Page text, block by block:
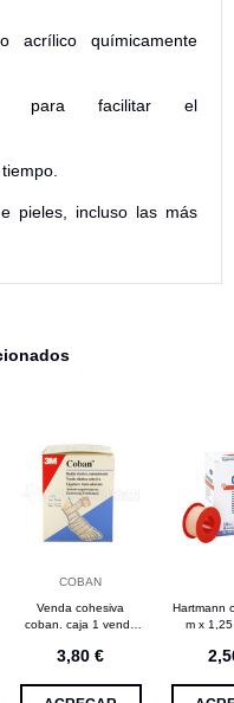
acrílico químicamente
para facilitar el
pieles, incluso las más
COBAN
Venda cohesiva
coban. caja 1 venda
3,80 €
Hartmann
m x